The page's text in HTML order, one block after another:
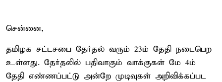
சென்னை,
தமிழக சட்டசபை தேர்தல் வரும் 23ம் தேதி நடைபெற
உள்ளது. தேர்தலில் பதிவாகும் வாக்குகள் மே 4ம்
தேதி எண்ணப்பட்டு அன்றே முடிவுகள் அறிவிக்கப்பட